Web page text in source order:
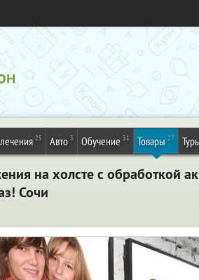
25 Авто 3 Обучение 31 Товары 27
на холсте с обработкой
Сочи